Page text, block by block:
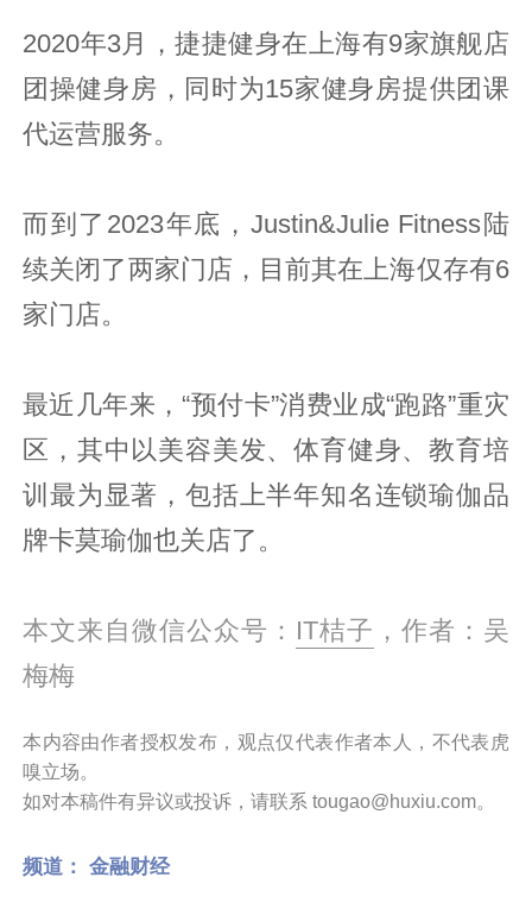
2020年3月，捷捷健身在上海有9家旗舰店
团操健身房，同时为15家健身房提供团课
代运营服务。
而到了2023年底，Justin&Julie Fitness陆
续关闭了两家门店，目前其在上海仅存有6
家门店。
最近几年来，“预付卡”消费业成“跑路”重灾
区，其中以美容美发、体育健身、教育培
训最为显著，包括上半年知名连锁瑜伽品
牌卡莫瑜伽也关店了。
本文来自微信公众号： IT桔子 ，作者：吴
梅梅
本内容由作者授权发布，观点仅代表作者本人，不代表虎
嗅立场。
如对本稿件有异议或投诉，请联系 tougao@huxiu.com。
频道： 金融财经